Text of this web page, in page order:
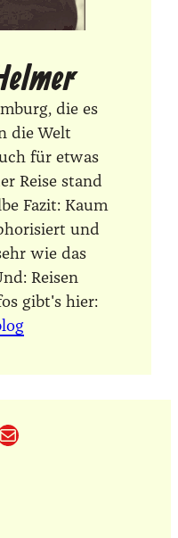
die es
die Welt
für etwas
Reise stand
Fazit: Kaum
und
wie das
Reisen
gibt's hier:
Mail